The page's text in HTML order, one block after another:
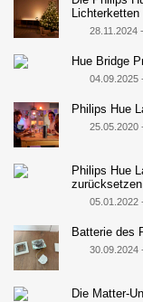
Lichterketten
28.11.2024
Hue Bridge
04.09.2025
Philips Hue
25.05.2020
Philips Hue
zurücksetzen
05.01.2022
Batterie des
30.09.2024
Die Matter-